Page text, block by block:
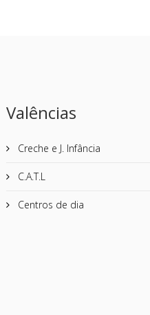
Valências
Creche e J. Infância
C.A.T.L
Centros de dia